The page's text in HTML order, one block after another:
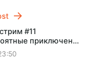
#11
приключения
[TV-4] - Серии 10-